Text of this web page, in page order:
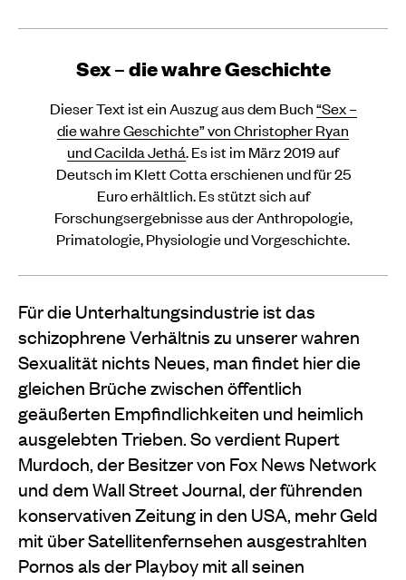
Sex – die wahre Geschichte
Dieser Text ist ein Auszug aus dem Buch“Sex –
die wahre Geschichte” von Christopher Ryan
und Cacilda Jethá. Es ist im März 2019 auf
Deutsch im Klett Cotta erschienen und für 25
Euro erhältlich. Es stützt sich auf
Forschungsergebnisse aus der Anthropologie,
Primatologie, Physiologie und Vorgeschichte.
Für die Unterhaltungsindustrie ist das
schizophrene Verhältnis zu unserer wahren
Sexualität nichts Neues, man findet hier die
gleichen Brüche zwischen öffentlich
geäußerten Empfindlichkeiten und heimlich
ausgelebten Trieben. So verdient Rupert
Murdoch, der Besitzer von Fox News Network
und dem Wall Street Journal, der führenden
konservativen Zeitung in den USA, mehr Geld
mit über Satellitenfernsehen ausgestrahlten
Pornos als der Playboy mit all seinen